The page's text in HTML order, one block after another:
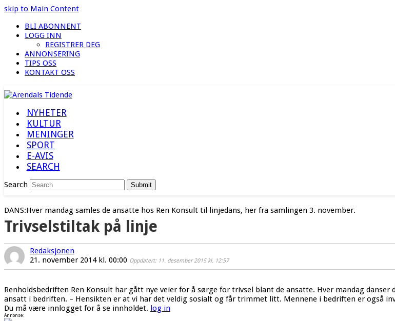
skip to Main Content
BLI ABONNENT
LOGG INN
REGISTRER DEG
ANNONSERING
TIPS OSS
KONTAKT OSS
NYHETER
KULTUR
MENINGER
SPORT
E-AVIS
SEARCH
Search Submit
DANS:Hver mandag samles de ansatte hos Ren Konsult til linjedans, her fra samlingen 3. november.
Trivselstiltak på linje
Redaksjonen
21. november 2014 kl. 00:00 Oppdatert: 11. desember 2015 kl. 12:57
Renholdsbedriften Ren Konsult har gått nye veier for å sørge for trivsel blant de ansatte. Hver mandag
ansatt i bedriften. – Hensikten er at vi har det veldig sosialt og får trimmet litt. Mennene i bedriften er også
Du må være innlogget for å se innholdet. log in
Annonse: